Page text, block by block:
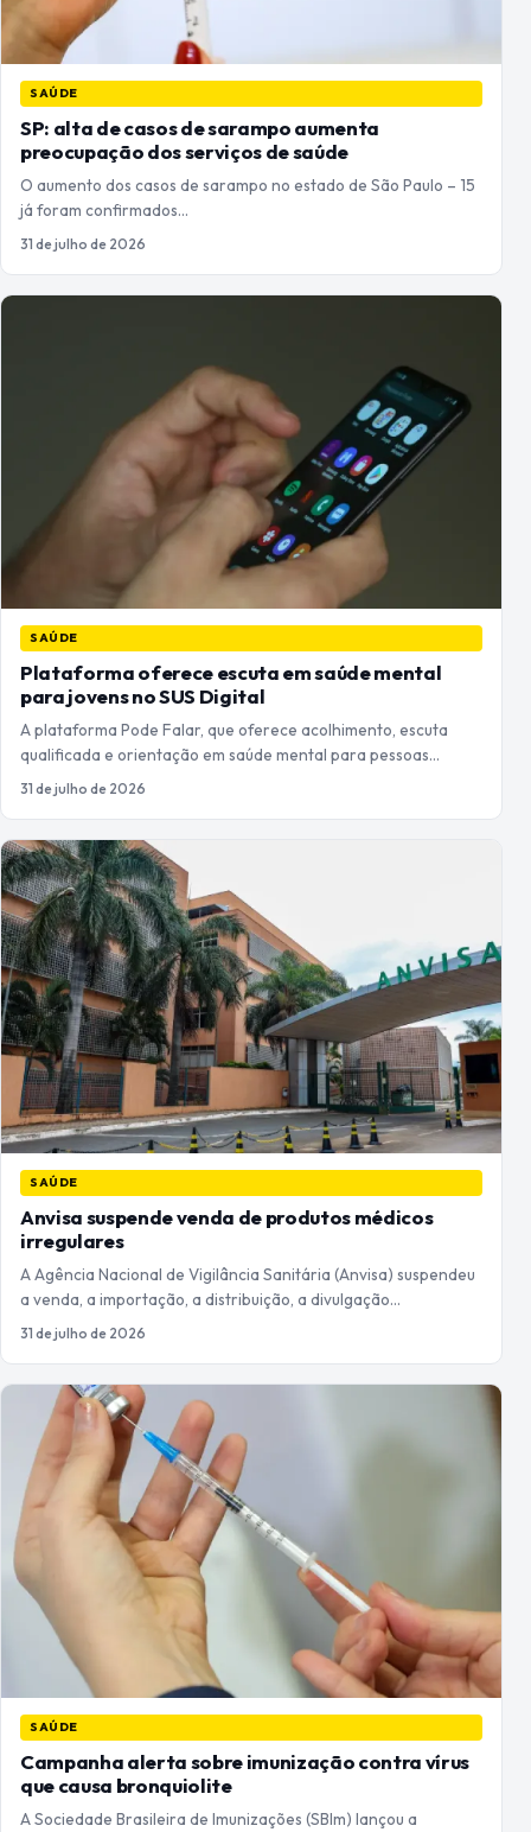
SAÚDE
SP: alta de casos de sarampo aumenta
preocupação dos serviços de saúde
O aumento dos casos de sarampo no estado de São Paulo – 15
já foram confirmados…
31 de julho de 2026
SAÚDE
Plataforma oferece escuta em saúde mental
para jovens no SUS Digital
A plataforma Pode Falar, que oferece acolhimento, escuta
qualificada e orientação em saúde mental para pessoas…
31 de julho de 2026
SAÚDE
Anvisa suspende venda de produtos médicos
irregulares
A Agência Nacional de Vigilância Sanitária (Anvisa) suspendeu
a venda, a importação, a distribuição, a divulgação…
31 de julho de 2026
SAÚDE
Campanha alerta sobre imunização contra vírus
que causa bronquiolite
A Sociedade Brasileira de Imunizações (SBIm) lançou a